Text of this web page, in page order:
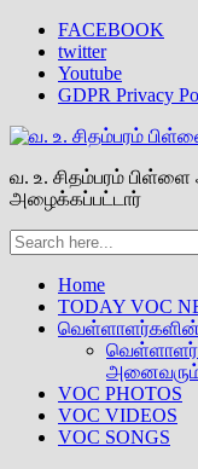
FACEBOOK
twitter
Youtube
GDPR Privacy
வ. உ. சிதம்பரம் பிள்ளை
அழைக்கப்பட்டார்
Home
TODAY VOC
வெள்ளாளர்களின்
வெள்ளாளர்
அனைவரும்
VOC PHOTOS
VOC VIDEOS
VOC SONGS